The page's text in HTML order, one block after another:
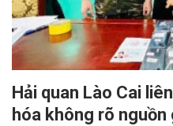
Hải quan Lào Cai
hóa không rõ